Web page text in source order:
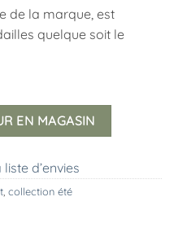
de la marque, est
quelque soit le
EN MAGASIN
d’envies
collection été